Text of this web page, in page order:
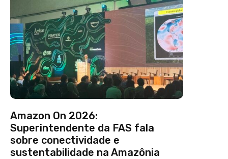
Amazon On 2026:
Superintendente da FAS fala
sobre conectividade e
sustentabilidade na Amazônia